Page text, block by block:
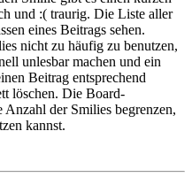
und :( traurig. Die Liste aller
eines Beitrags sehen.
nicht zu häufig zu benutzen,
unlesbar machen und ein
Beitrag entsprechend
löschen. Die Board-
der Smilies begrenzen,
kannst.